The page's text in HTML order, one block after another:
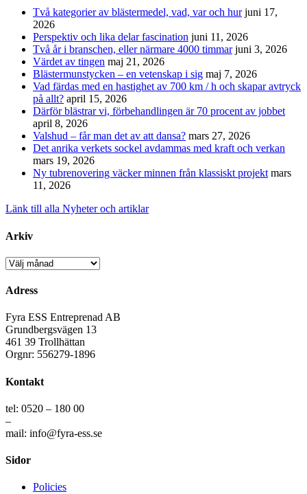
Två kategorier av blästermedel, vad, var och hur juni 17,
2026
Perspektiv och lika delar fascination juni 11, 2026
Två år i branschen, eller närmare 4000 timmar juni 3, 2026
Värdet av tingen maj 21, 2026
Blästermunstycken – en vetenskap i sig maj 7, 2026
Vad färdas med en hastighet av 700 km / h och skapar avtryck
på allt? april 15, 2026
Därför blästrar vi, förbehandlingen är 70 procent av jobbet
april 8, 2026
Valshud – får man det av att dansa? mars 27, 2026
Det anrika verkets sockel avdammas med kraft och verkan
mars 19, 2026
Ny tubrenovering väcker minnen från klassiskt projekt mars
11, 2026
Länk till alla Nyheter och artiklar
Arkiv
Arkiv
Adress
Fyra ESS Entreprenad AB
Grundbergsvägen 13
461 39 Trollhättan
Orgnr: 556279-1896
Kontakt
tel: 0520 – 180 00
–
mail: info@fyra-ess.se
Sidor
Policies